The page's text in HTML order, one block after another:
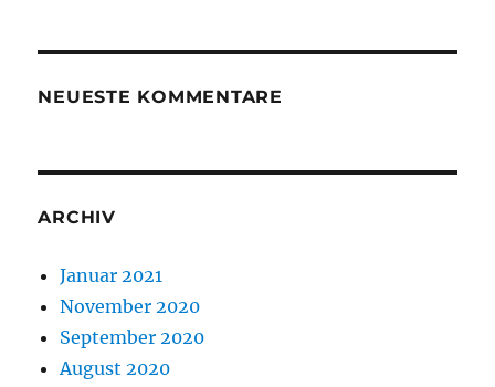
NEUESTE KOMMENTARE
ARCHIV
Januar 2021
November 2020
September 2020
August 2020